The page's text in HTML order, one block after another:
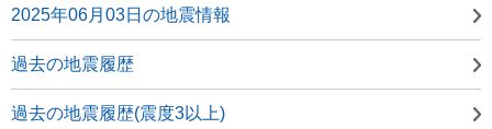
2025年06月03日の地震情報
過去の地震履歴
過去の地震履歴(震度3以上)